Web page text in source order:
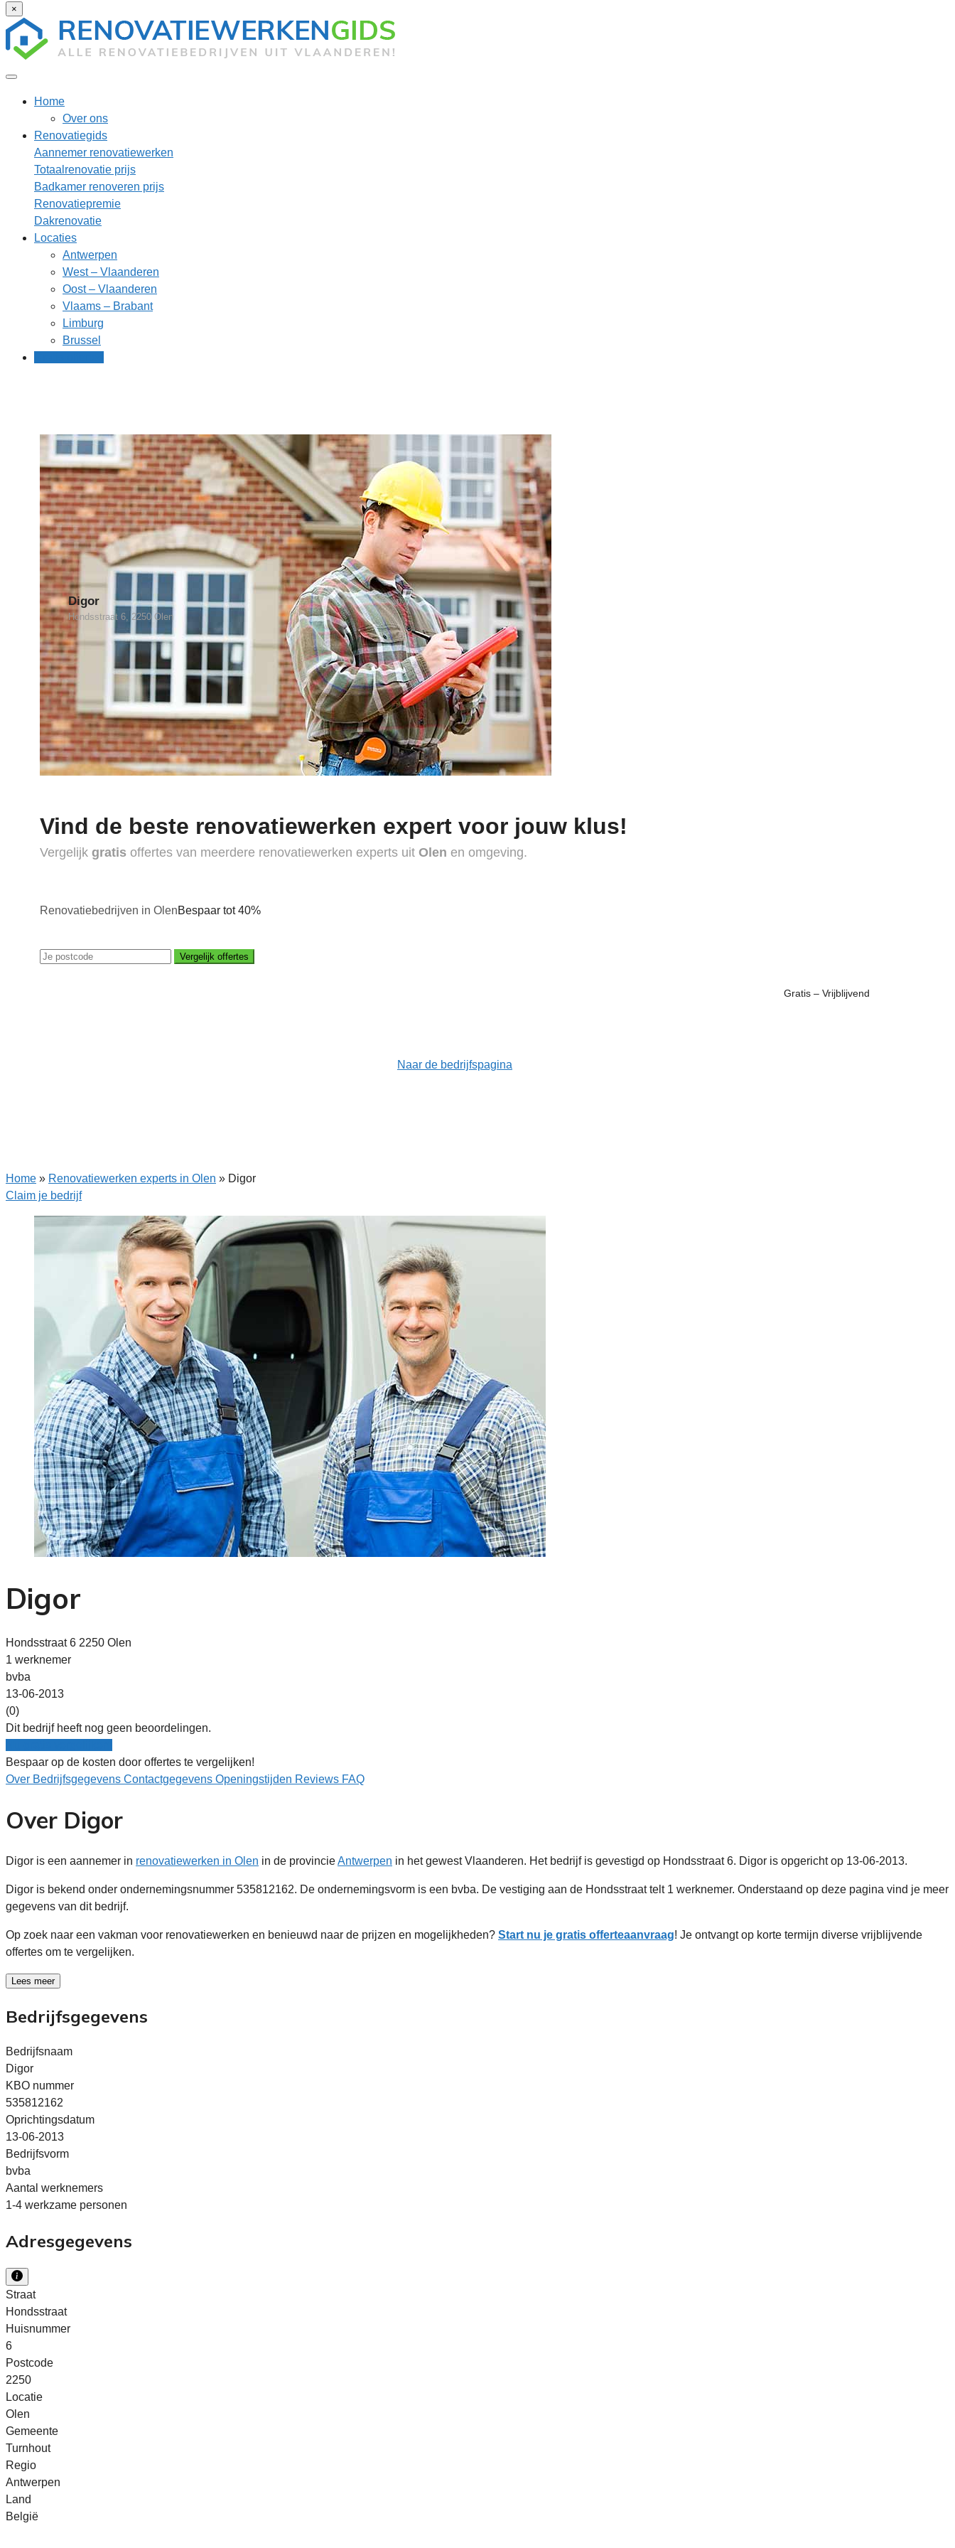
×
Home
Over ons
Renovatiegids
Aannemer renovatiewerken
Totaalrenovatie prijs
Badkamer renoveren prijs
Renovatiepremie
Dakrenovatie
Locaties
Antwerpen
West – Vlaanderen
Oost – Vlaanderen
Vlaams – Brabant
Limburg
Brussel
Digor
Hondsstraat 6, 2250 Olen
Vind de beste renovatiewerken expert voor jouw klus!
Vergelijk gratis offertes van meerdere renovatiewerken experts uit Olen en omgeving.
Renovatiebedrijven in OlenBespaar tot 40%
Vergelijk offertes
Gratis – Vrijblijvend
Naar de bedrijfspagina
Home » Renovatiewerken experts in Olen » Digor
Claim je bedrijf
Digor
Hondsstraat 6 2250 Olen
1 werknemer
bvba
13-06-2013
(0)
Dit bedrijf heeft nog geen beoordelingen.
Bespaar op de kosten door offertes te vergelijken!
Over Bedrijfsgegevens Contactgegevens Openingstijden Reviews FAQ
Over Digor
Digor is een aannemer in renovatiewerken in Olen in de provincieAntwerpen in het gewest Vlaanderen. Het bedrijf is gevestigd op Hondsstraat 6. Digor is opgericht op 13-06-2013.
Digor is bekend onder ondernemingsnummer 535812162. De ondernemingsvorm is een bvba. De vestiging aan de Hondsstraat telt 1 werknemer. Onderstaand op deze pagina vind je meer
gegevens van dit bedrijf.
Op zoek naar een vakman voor renovatiewerken en benieuwd naar de prijzen en mogelijkheden? Start nu je gratis offerteaanvraag! Je ontvangt op korte termijn diverse vrijblijvende
offertes om te vergelijken.
Lees meer
Bedrijfsgegevens
Bedrijfsnaam
Digor
KBO nummer
535812162
Oprichtingsdatum
13-06-2013
Bedrijfsvorm
bvba
Aantal werknemers
1-4 werkzame personen
Adresgegevens
Straat
Hondsstraat
Huisnummer
6
Postcode
2250
Locatie
Olen
Gemeente
Turnhout
Regio
Antwerpen
Land
België